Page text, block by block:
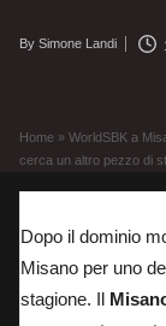
Posted
By Simone Landi
Home » WorldSBK a
cerca un altro pezzo di
Dopo il dominio
Misano per uno
stagione. Il